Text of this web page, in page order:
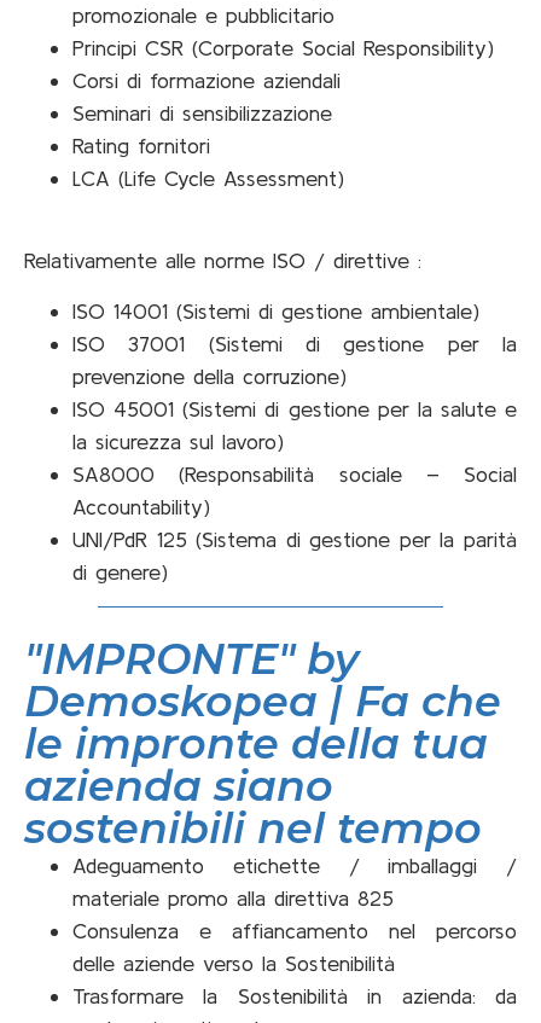
promozionale e pubblicitario
Principi CSR (Corporate Social Responsibility)
Corsi di formazione aziendali
Seminari di sensibilizzazione
Rating fornitori
LCA (Life Cycle Assessment)
Relativamente alle norme ISO / direttive :
ISO 14001 (Sistemi di gestione ambientale)
ISO 37001 (Sistemi di gestione per la
prevenzione della corruzione)
ISO 45001 (Sistemi di gestione per la salute e
la sicurezza sul lavoro)
SA8000 (Responsabilità sociale – Social
Accountability)
UNI/PdR 125 (Sistema di gestione per la parità
di genere)
"IMPRONTE" by
Demoskopea | Fa che
le impronte della tua
azienda siano
sostenibili nel tempo
Adeguamento etichette / imballaggi /
materiale promo alla direttiva 825
Consulenza e affiancamento nel percorso
delle aziende verso la Sostenibilità
Trasformare la Sostenibilità in azienda: da